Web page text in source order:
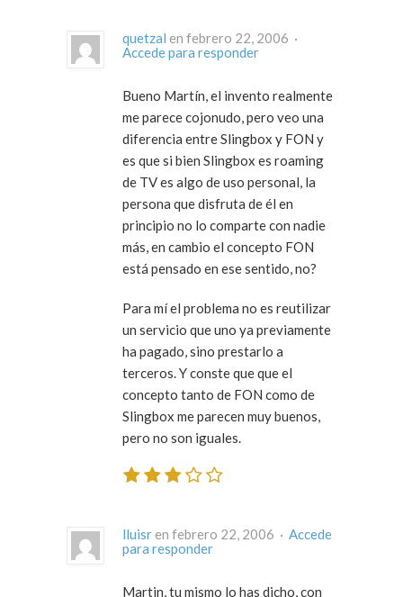
quetzal
en febrero 22, 2006 ·
Accede para responder
Bueno Martín, el invento realmente
me parece cojonudo, pero veo una
diferencia entre Slingbox y FON y
es que si bien Slingbox es roaming
de TV es algo de uso personal, la
persona que disfruta de él en
principio no lo comparte con nadie
más, en cambio el concepto FON
está pensado en ese sentido, no?
Para mí el problema no es reutilizar
un servicio que uno ya previamente
ha pagado, sino prestarlo a
terceros. Y conste que que el
concepto tanto de FON como de
Slingbox me parecen muy buenos,
pero no son iguales.
lluisr en febrero 22, 2006 · Accede
para responder
Martin, tu mismo lo has dicho, con